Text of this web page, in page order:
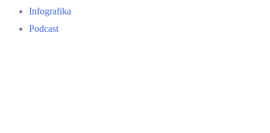
Infografika
Podcast